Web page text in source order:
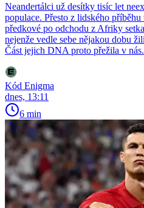
Neandertálci už desítky tisíc let
populace. Přesto z lidského
předkové po odchodu z Afriky
nejenže vedle sebe nějakou dobu
Část jejich DNA proto přežila v nás.
Kód Enigma
dnes, 13:11
6 min